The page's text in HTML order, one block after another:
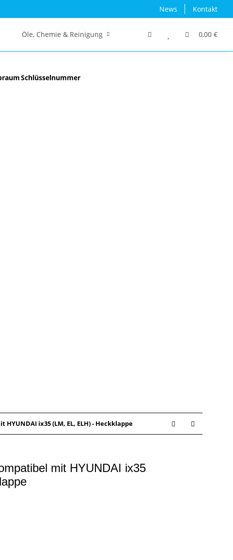
News Kontakt
0,00 €
Öle, Chemie & Reinigung Traktor/Schlepper/LKW
Schlüsselnummer
ix35 (LM, EL, ELH) - Heckklappe
mit HYUNDAI ix35